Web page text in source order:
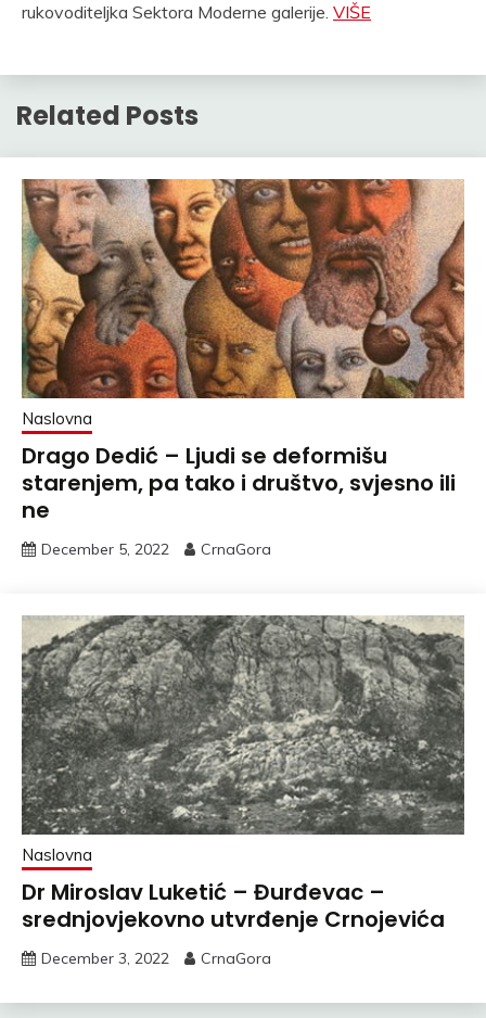
rukovoditeljka Sektora Moderne galerije. VIŠE
Related Posts
Naslovna
Drago Dedić – Ljudi se deformišu
starenjem, pa tako i društvo, svjesno ili
ne
December 5, 2022 CrnaGora
Naslovna
Dr Miroslav Luketić – Đurđevac –
srednjovjekovno utvrđenje Crnojevića
December 3, 2022 CrnaGora